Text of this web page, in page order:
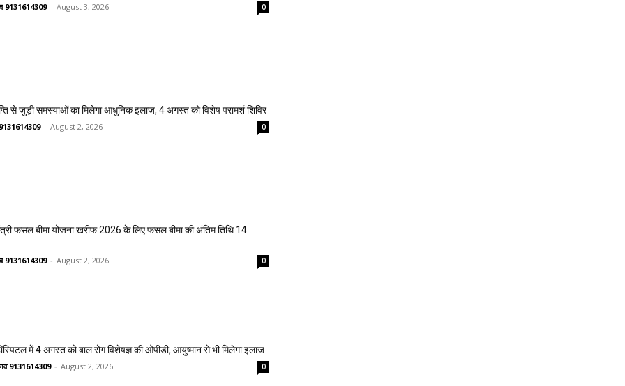
9131614309 - August 3, 2026 0
से जुड़ी समस्याओं का मिलेगा आधुनिक इलाज, 4 अगस्त को विशेष परामर्श शिविर
- August 2, 2026 0
फसल बीमा योजना खरीफ 2026 के लिए फसल बीमा की अंतिम तिथि 14
9131614309 - August 2, 2026 0
में 4 अगस्त को बाल रोग विशेषज्ञ की ओपीडी, आयुष्मान से भी मिलेगा इलाज
9131614309 - August 2, 2026 0